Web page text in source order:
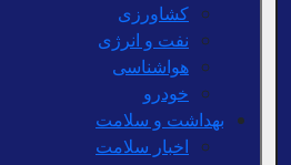
کشاورزی
نفت و انرژی
هواشناسی
خودرو
بهداشت و سلامت
اخبار سلامت